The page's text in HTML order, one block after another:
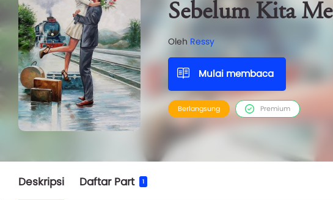
Sebelum Kita
Oleh Ressy
Mulai membaca
Berlangsung Premium
Deskripsi Daftar Part 1